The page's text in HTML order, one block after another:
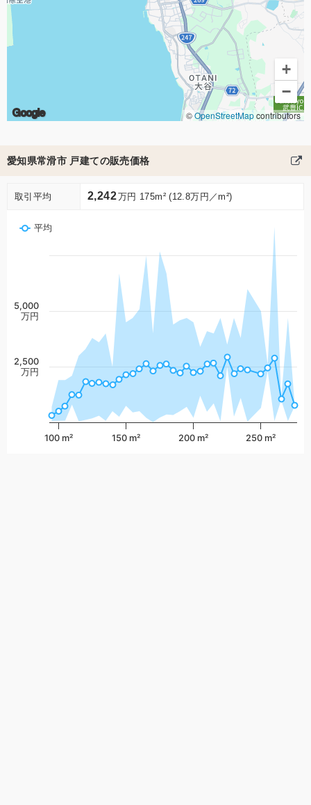
Google
+
−
©OpenStreetMapcontributors
愛知県常滑市 戸建ての販売価格
取引平均 2,242万円 175m² (12.8万円／m²)
平均
100 m² 150 m² 200 m² 250 m²
2,500
万円
5,000
万円